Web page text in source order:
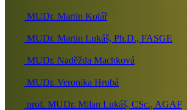
MUDr. Martin Kolář
MUDr. Martin Lukáš, Ph.D., FASGE
MUDr. Naděžda Machková
MUDr. Veronika Hrubá
prof. MUDr. Milan Lukáš, CSc., AGAF